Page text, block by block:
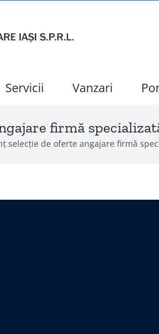
Servicii Vanzari
firmă
selecție de oferte angajare firmă